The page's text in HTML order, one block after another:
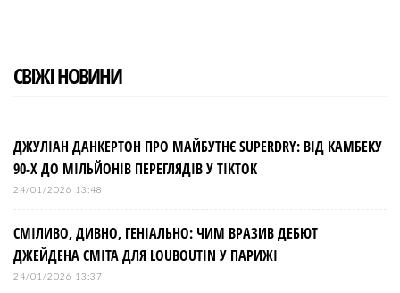
СВІЖІ НОВИНИ
ДЖУЛІАН ДАНКЕРТОН ПРО МАЙБУТНЄ SUPERDRY: ВІД КАМБЕКУ
90-Х ДО МІЛЬЙОНІВ ПЕРЕГЛЯДІВ У TIKTOK
24/01/2026 13:48
СМІЛИВО, ДИВНО, ГЕНІАЛЬНО: ЧИМ ВРАЗИВ ДЕБЮТ
ДЖЕЙДЕНА СМІТА ДЛЯ LOUBOUTIN У ПАРИЖІ
24/01/2026 13:37